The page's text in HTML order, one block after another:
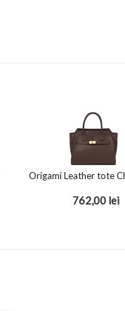
Origami Leather tote
762,00 lei